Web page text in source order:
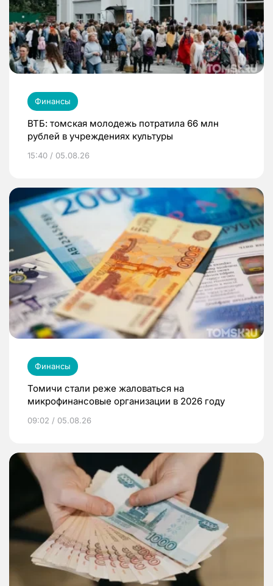
Финансы
ВТБ: томская молодежь потратила 66 млн
рублей в учреждениях культуры
15:40 / 05.08.26
Финансы
Томичи стали реже жаловаться на
микрофинансовые организации в 2026 году
09:02 / 05.08.26